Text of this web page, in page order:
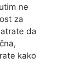
ne
za
da
kako